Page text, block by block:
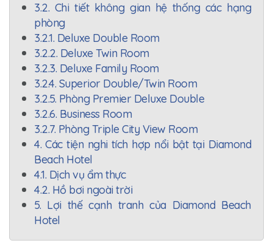
3.2. Chi tiết không gian hệ thống các hạng
phòng
3.2.1. Deluxe Double Room
3.2.2. Deluxe Twin Room
3.2.3. Deluxe Family Room
3.2.4. Superior Double/Twin Room
3.2.5. Phòng Premier Deluxe Double
3.2.6. Business Room
3.2.7. Phòng Triple City View Room
4. Các tiện nghi tích hợp nổi bật tại Diamond
Beach Hotel
4.1. Dịch vụ ẩm thực
4.2. Hồ bơi ngoài trời
5. Lợi thế cạnh tranh của Diamond Beach
Hotel